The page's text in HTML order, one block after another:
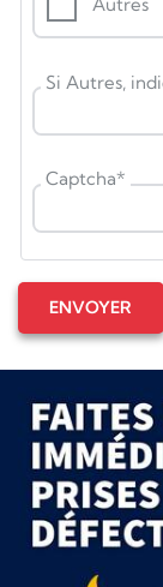
Si Autres,
Captcha*
ENVOYER